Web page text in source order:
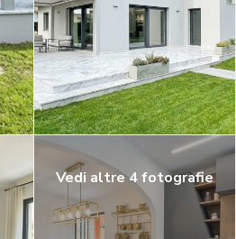
Vedi altre 4 fotografie